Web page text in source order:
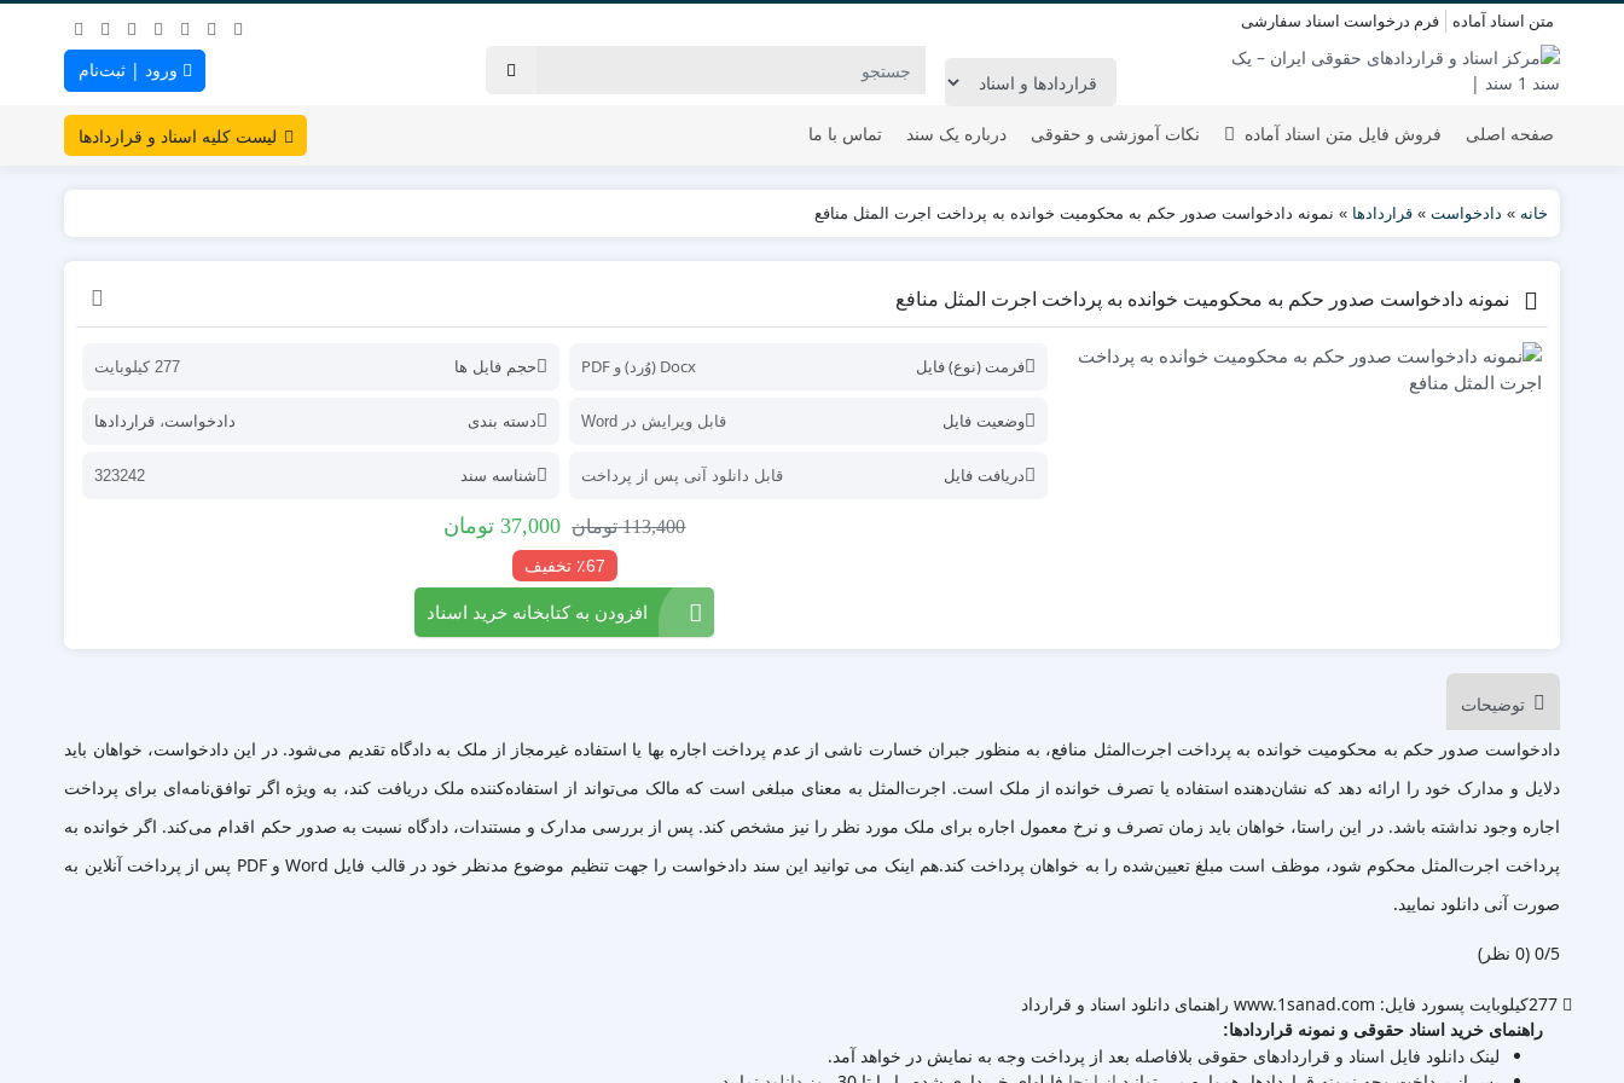
متن اسناد آماده فرم درخواست اسناد سفارشی
ورود | ثبت‌نام
صفحه اصلی فروش فایل متن اسناد آماده نکات آموزشی و حقوقی درباره یک سند تماس با ما لیست کلیه اسناد و قراردادها
خانه » دادخواست »قراردادها » نمونه دادخواست صدور حکم به محکومیت خوانده به پرداخت اجرت المثل منافع
نمونه دادخواست صدور حکم به محکومیت خوانده به پرداخت اجرت المثل منافع
فرمت (نوع) فایل Docx (وُرد) و PDF حجم فایل ها 277 کیلوبایت
وضعیت فایل قابل ویرایش در Word دسته بندی دادخواست، قراردادها
دریافت فایل قابل دانلود آنی پس از پرداخت شناسه سند 323242
113,400 تومان 37,000 تومان
٪67 تخفیف
افزودن به کتابخانه خرید اسناد
توضیحات
دادخواست صدور حکم به محکومیت خوانده به پرداخت اجرت‌المثل منافع، به منظور جبران خسارت ناشی از عدم پرداخت اجاره بها یا استفاده غیرمجاز از ملک به دادگاه تقدیم می‌شود. در این دادخواست، خواهان باید
دلایل و مدارک خود را ارائه دهد که نشان‌دهنده استفاده یا تصرف خوانده از ملک است. اجرت‌المثل به معنای مبلغی است که مالک می‌تواند از استفاده‌کننده ملک دریافت کند، به ویژه اگر توافق‌نامه‌ای برای پرداخت
اجاره وجود نداشته باشد. در این راستا، خواهان باید زمان تصرف و نرخ معمول اجاره برای ملک مورد نظر را نیز مشخص کند. پس از بررسی مدارک و مستندات، دادگاه نسبت به صدور حکم اقدام می‌کند. اگر خوانده به
پرداخت اجرت‌المثل محکوم شود، موظف است مبلغ تعیین‌شده را به خواهان پرداخت کند.هم اینک می توانید این سند دادخواست را جهت تنظیم موضوع مدنظر خود در قالب فایل Word و PDF پس از پرداخت آنلاین به
صورت آنی دانلود نمایید.
‫0/5 ‫(0 نظر)
277کیلوبایت پسورد فایل: www.1sanad.com راهنمای دانلود اسناد و قرارداد
راهنمای خرید اسناد حقوقی و نمونه قراردادها:
لینک دانلود فایل اسناد و قراردادهای حقوقی بلافاصله بعد از پرداخت وجه به نمایش در خواهد آمد.